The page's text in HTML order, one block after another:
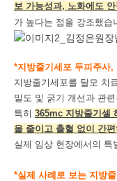
보 가능성과, 노화에도
가 높다는 점을 강조했습
*지방줄기세포 두피주사
지방줄기세포를 탈모 치
밀도 및 굵기 개선과 관
특히 365mc 지방줄기셀
을 줄이고 출혈 없이 간
실제 임상 현장에서의 특
*실제 사례로 보는 지방